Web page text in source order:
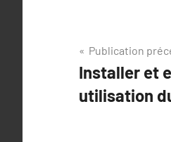
de
l’article
Publication
Installer et
utilisation